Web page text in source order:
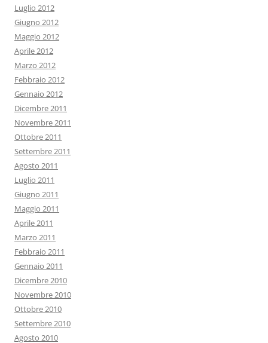
Luglio 2012
Giugno 2012
Maggio 2012
Aprile 2012
Marzo 2012
Febbraio 2012
Gennaio 2012
Dicembre 2011
Novembre 2011
Ottobre 2011
Settembre 2011
Agosto 2011
Luglio 2011
Giugno 2011
Maggio 2011
Aprile 2011
Marzo 2011
Febbraio 2011
Gennaio 2011
Dicembre 2010
Novembre 2010
Ottobre 2010
Settembre 2010
Agosto 2010